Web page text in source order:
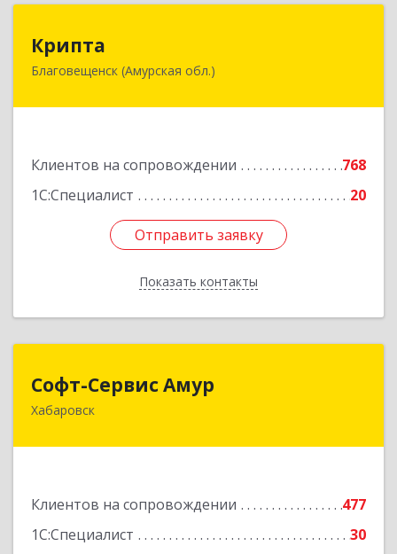
Крипта
Благовещенск (Амурская обл.)
Клиентов на сопровождении
768
1С:Специалист
20
Отправить заявку
Показать контакты
675000, Амурская обл, Благовещенск г,
Отправить заявку
Назад
Софт-Сервис Амур
Хабаровск
Клиентов на сопровождении
477
1С:Специалист
30
680000, Хабаровский край, Хабаровск г,